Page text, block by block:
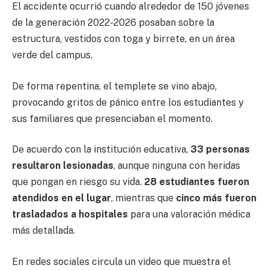
El accidente ocurrió cuando alrededor de 150 jóvenes
de la generación 2022-2026 posaban sobre la
estructura, vestidos con toga y birrete, en un área
verde del campus.
De forma repentina, el templete se vino abajo,
provocando gritos de pánico entre los estudiantes y
sus familiares que presenciaban el momento.
De acuerdo con la institución educativa, 33 personas
resultaron lesionadas, aunque ninguna con heridas
que pongan en riesgo su vida. 28 estudiantes fueron
atendidos en el lugar, mientras que cinco más fueron
trasladados a hospitales para una valoración médica
más detallada.
En redes sociales circula un video que muestra el